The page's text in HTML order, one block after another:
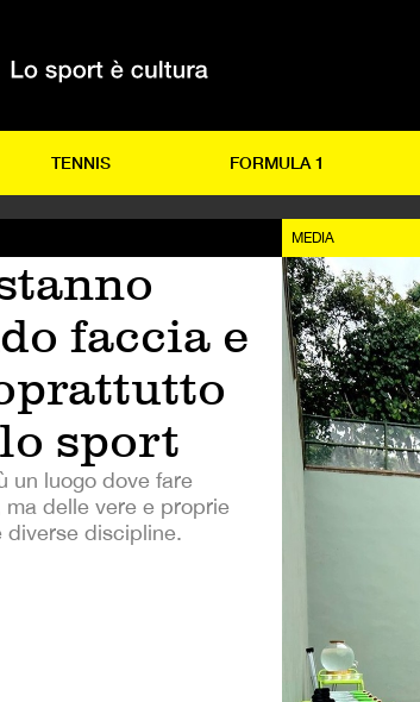
TENNIS FORMULA 1
faccia e
sport
un luogo dove fare
delle vere e proprie
diverse discipline.
MEDIA